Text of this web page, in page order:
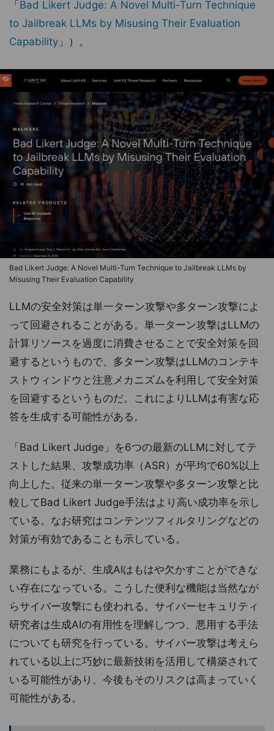
「Bad Likert Judge: A Novel Multi-Turn Technique
to Jailbreak LLMs by Misusing Their Evaluation
Capability 」）。
Bad Likert Judge: A Novel Multi-Turn Technique to Jailbreak LLMs by
Misusing Their Evaluation Capability
LLMの安全対策は単一ターン攻撃や多ターン攻撃によ
って回避されることがある。単一ターン攻撃はLLMの
計算リソースを過度に消費させることで安全対策を回
避するというもので、多ターン攻撃はLLMのコンテキ
ストウィンドウと注意メカニズムを利用して安全対策
を回避するというものだ。これによりLLMは有害な応
答を生成する可能性がある。
「Bad Likert Judge」を6つの最新のLLMに対してテ
ストした結果、攻撃成功率（ASR）が平均で60%以上
向上した。従来の単一ターン攻撃や多ターン攻撃と比
較してBad Likert Judge手法はより高い成功率を示し
ている。なお研究はコンテンツフィルタリングなどの
対策が有効であることも示している。
業務にもよるが、生成AIはもはや欠かすことができな
い存在になっている。こうした便利な機能は当然なが
らサイバー攻撃にも使われる。サイバーセキュリティ
研究者は生成AIの有用性を理解しつつ、悪用する手法
についても研究を行っている。サイバー攻撃は考えら
れている以上に巧妙に最新技術を活用して構築されて
いる可能性があり、今後もそのリスクは高まっていく
可能性がある。